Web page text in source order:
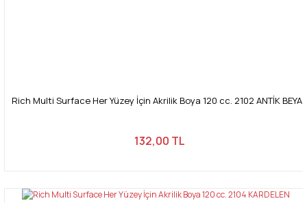
Rich Multi Surface Her Yüzey İçin Akrilik Boya 120 cc. 2102 ANTİK BEYAZ
132,00 TL